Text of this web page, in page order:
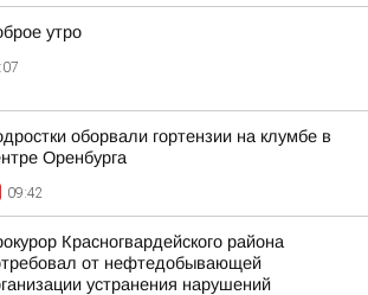
утро
оборвали гортензии на клумбе в
Оренбурга
09:42
Красногвардейского района
от нефтедобывающей
устранения нарушений